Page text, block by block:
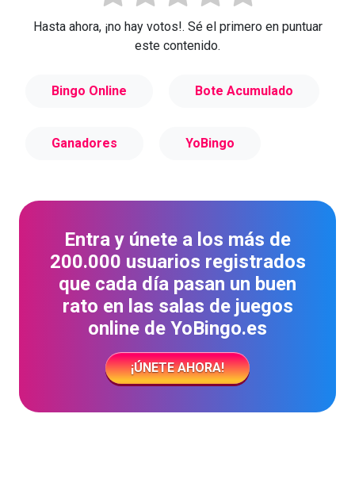
Hasta ahora, ¡no hay votos!. Sé el primero en puntuar
este contenido.
Bingo Online Bote Acumulado
Ganadores YoBingo
Entra y únete a los más de
200.000 usuarios registrados
que cada día pasan un buen
rato en las salas de juegos
online de YoBingo.es
¡ÚNETE AHORA!